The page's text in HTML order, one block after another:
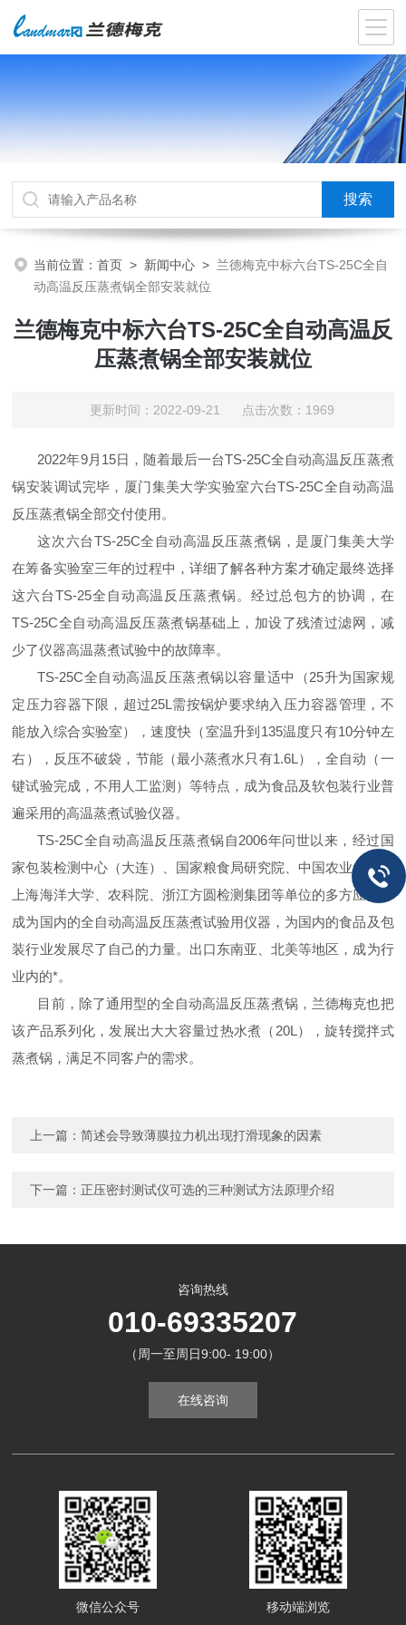
当前位置：首页 > 新闻中心 > 兰德梅克中标六台TS-25C全自
动高温反压蒸煮锅全部安装就位
兰德梅克中标六台TS-25C全自动高温反
压蒸煮锅全部安装就位
更新时间：2022-09-21 点击次数：1969
2022年9月 15日，随着最后一台TS-25C全自动高温反压蒸煮
锅安装调试完毕，厦门集美大学实验室六台TS-25C全自动高温
反压蒸煮锅全部交付使用。
这次六台TS-25C全自动高温反压蒸煮锅，是厦门集美大学
在筹备实验室三年的过程中，详细了解各种方案才确定最终选择
这六台TS-25全自动高温反压蒸煮锅。经过总包方的协调，在
TS-25C全自动高温反压蒸煮锅基础上，加设了残渣过滤网，减
少了仪器高温蒸煮试验中的故障率。
TS-25C全自动高温反压蒸煮锅以容量适中（25升为国家规
定压力容器下限，超过25L需按锅炉要求纳入压力容器管理，不
能放入综合实验室），速度快（室温升到 135温度只有10分钟左
右），反压不破袋，节能（最小蒸煮水只有1.6L），全自动（一
键试验完成，不用人工监测）等特点，成为食品及软包装行业普
遍采用的高温蒸煮试验仪器。
TS-25C全自动高温反压蒸煮锅自2006年问世以来，经过国
家包装检测中心（大连）、国家粮食局研究院、中国农业大学、
上海海洋大学、农科院、浙江方圆检测集团等单位的多方应用，
成为国内的全自动高温反压蒸煮试验用仪器，为国内的食品及包
装行业发展尽了自己的力量。出口东南亚、北美等地区，成为行
业内的*。
目前，除了通用型的全自动高温反压蒸煮锅，兰德梅克也把
该产品系列化，发展出大大容量过热水煮（ 20L），旋转搅拌式
蒸煮锅，满足不同客户的需求。
上一篇：简述会导致薄膜拉力机出现打滑现象的因素
下一篇： 正压密封测试仪可选的三种测试方法原理介绍
咨询热线
010-69335207
（周一至周日9:00- 19:00）
在线咨询
微信公众号 移动端浏览